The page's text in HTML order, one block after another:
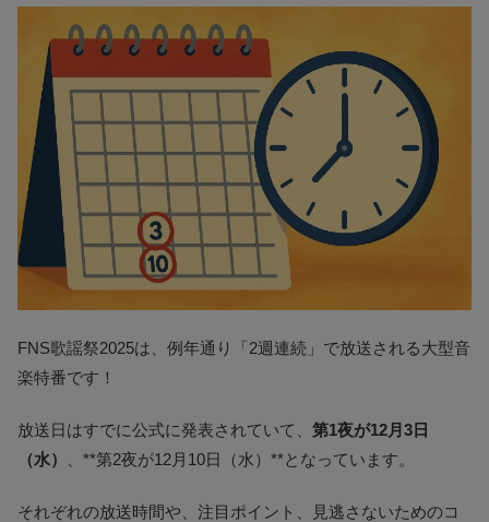
FNS歌謡祭2025は、例年通り「2週連続」で放送される大型音
楽特番です！
放送日はすでに公式に発表されていて、 第1夜が12月3日
（水）
、**第2夜が12月10日（水）**となっています。
それぞれの放送時間や、注目ポイント、見逃さないためのコ